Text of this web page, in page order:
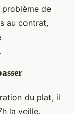
problème de
au contrat,
du plat, il
la veille.